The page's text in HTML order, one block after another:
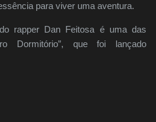
para viver uma aventura.
do rapper Dan Feitosa é uma das
Dormitório”, que foi lançado